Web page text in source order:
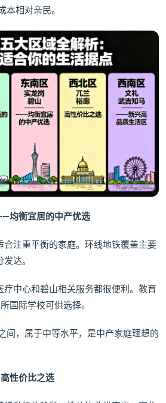
本相对亲民。
均衡宜居的中产优选
合注重平衡的家庭。环线地铁覆盖主要
达。
疗中心和碧山相关服务都很便利。教育
国际学校可供选择。
间，属于中等水平，是中产家庭理想的
性价比之选